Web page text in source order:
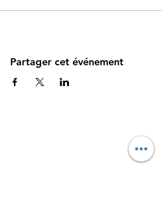
Partager cet événement